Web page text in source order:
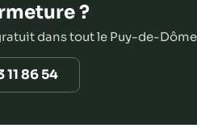
?
dans tout le Puy-de-
86 54